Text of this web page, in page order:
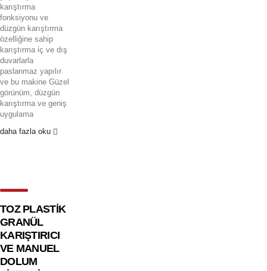
karıştırma
fonksiyonu ve
düzgün karıştırma
özelliğine sahip
karıştırma iç ve dış
duvarlarla
paslanmaz yapılır
ve bu makine Güzel
görünüm, düzgün
karıştırma ve geniş
uygulama
daha fazla oku
TOZ PLASTİK
GRANÜL
KARIŞTIRICI
VE MANUEL
DOLUM